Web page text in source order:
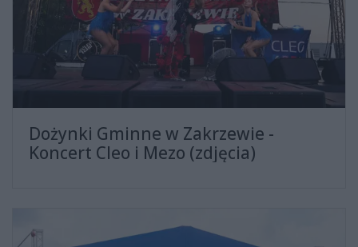
Dożynki Gminne w Zakrzewie -
Koncert Cleo i Mezo (zdjęcia)